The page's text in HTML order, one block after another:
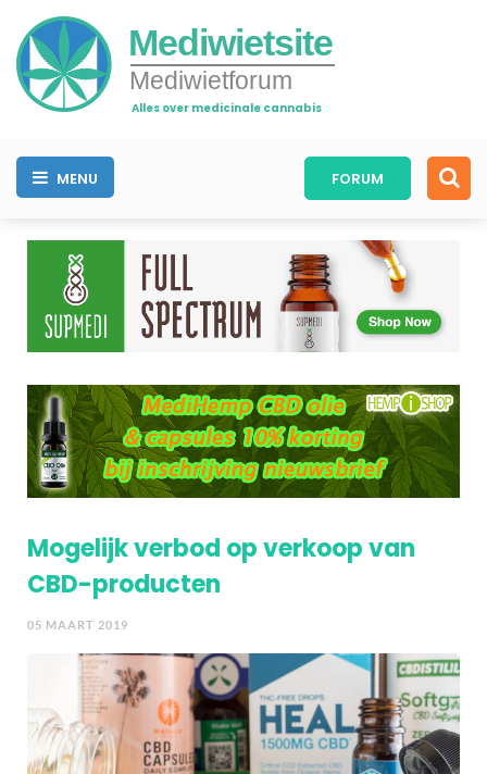
Mediwietsite
Mediwietforum
Alles over medicinale cannabis
MENU FORUM
Mogelijk verbod op verkoop van
CBD-producten
05 MAART 2019